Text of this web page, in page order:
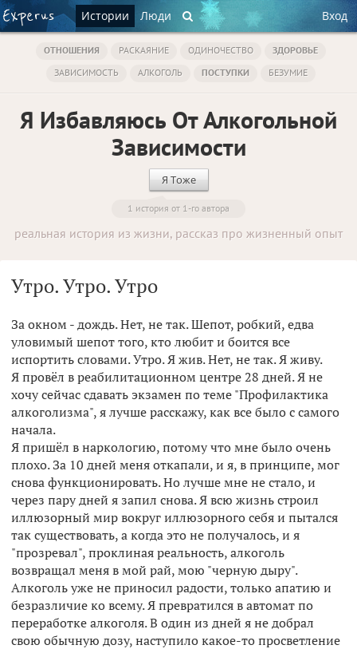
Истории Люди Вход
ОТНОШЕНИЯ РАСКАЯНИЕ ОДИНОЧЕСТВО
ЗДОРОВЬЕ
ЗАВИСИМОСТЬ
АЛКОГОЛЬ ПОСТУПКИ БЕЗУМИЕ
Я Избавляюсь От Алкогольной
Зависимости
Я Тоже
1 история от 1-го автора
реальная история из жизни, рассказ про жизненный опыт
Утро. Утро. Утро
За окном - дождь. Нет, не так. Шепот, робкий, едва
уловимый шепот того, кто любит и боится все
испортить словами. Утро. Я жив. Нет, не так. Я живу.
Я провёл в реабилитационном центре 28 дней. Я не
хочу сейчас сдавать экзамен по теме "Профилактика
алкоголизма", я лучше расскажу, как все было с самого
начала.
Я пришёл в наркологию, потому что мне было очень
плохо. За 10 дней меня откапали, и я, в принципе, мог
снова функционировать. Но лучше мне не стало, и
через пару дней я запил снова. Я всю жизнь строил
иллюзорный мир вокруг иллюзорного себя и пытался
так существовать, а когда это не получалось, и я
"прозревал", проклиная реальность, алкоголь
возвращал меня в мой рай, мою "черную дыру".
Алкоголь уже не приносил радости, только апатию и
безразличие ко всему. Я превратился в автомат по
переработке алкоголя. В один из дней я не добрал
свою обычную дозу, наступило какое-то просветление